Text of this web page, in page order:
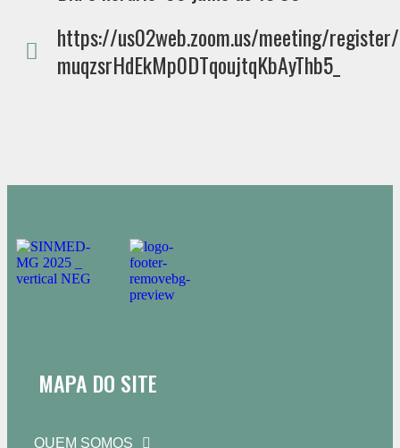
https://us02web.zoom.us/meeting/
muqzsrHdEkMp0DTqoujtqKbAyThb5_
MAPA DO SITE
QUEM SOMOS